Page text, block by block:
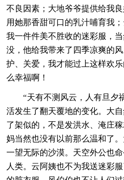
不良因素；大地爷爷提供给我
用她那香甜可口的乳汁哺育我
我一件件美不胜收的迷彩服，
没，他给我带来了四季凉爽的
护、关爱，我才能过上这样欢
么幸福啊！
“天有不测风云，人有旦夕
活发生了翻天覆地的变化。大
了架似的，不是发洪水、淹庄
妈当然也没有以前那么温和了
一望无际的沙漠。天空外公也
人类。云阿姨也不为我送迷彩